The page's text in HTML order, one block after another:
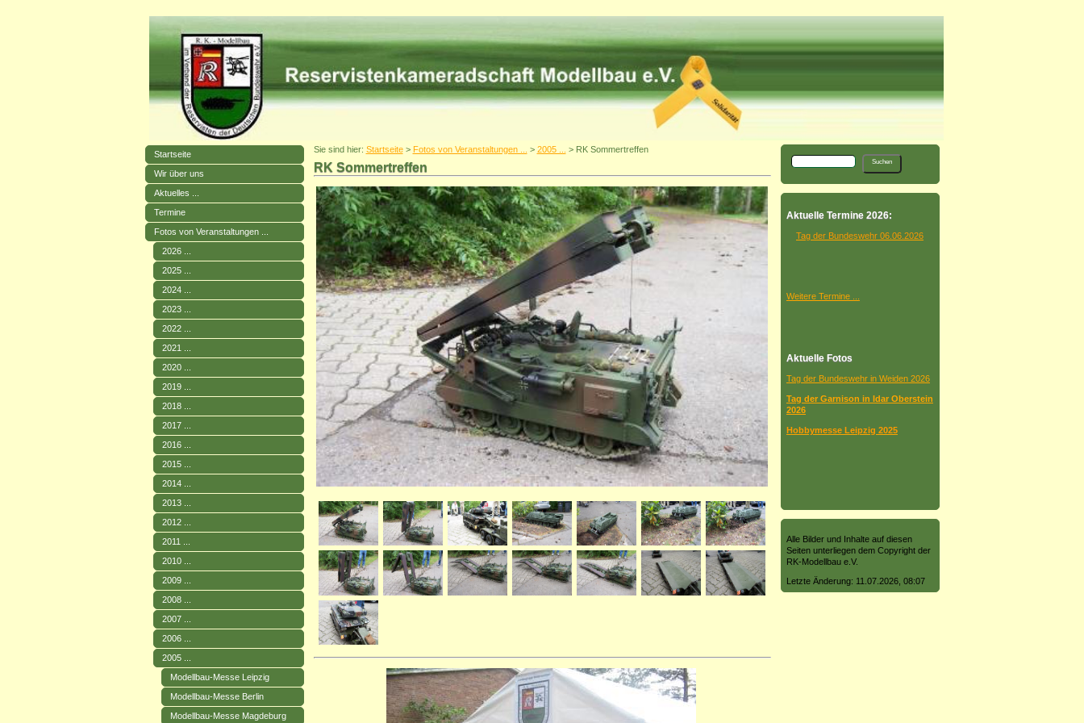
Startseite
Wir über uns
Aktuelles ...
Termine
Fotos von Veranstaltungen ...
2026 ...
2025 ...
2024 ...
2023 ...
2022 ...
2021 ...
2020 ...
2019 ...
2018 ...
2017 ...
2016 ...
2015 ...
2014 ...
2013 ...
2012 ...
2011 ...
2010 ...
2009 ...
2008 ...
2007 ...
2006 ...
2005 ...
Modellbau-Messe Leipzig
Modellbau-Messe Berlin
Modellbau-Messe Magdeburg
Sie sind hier: Startseite> Fotos von Veranstaltungen ... > 2005 ... > RK Sommertreffen
RK Sommertreffen
Aktuelle Termine 2026:
Tag der Bundeswehr 06.06.2026
Weitere Termine ...
Aktuelle Fotos
Tag der Bundeswehr in Weiden 2026
Tag der Garnison in Idar Oberstein
2026
Hobbymesse Leipzig 2025
Alle Bilder und Inhalte auf diesen
Seiten unterliegen dem Copyright der
RK-Modellbau e.V.
Letzte Änderung: 11.07.2026, 08:07